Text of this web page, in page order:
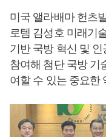
미국 앨라배마 헌츠
로템 김성호 미래기
기반 국방 혁신 및 인
참여해 첨단 국방 기
여할 수 있는 중요한